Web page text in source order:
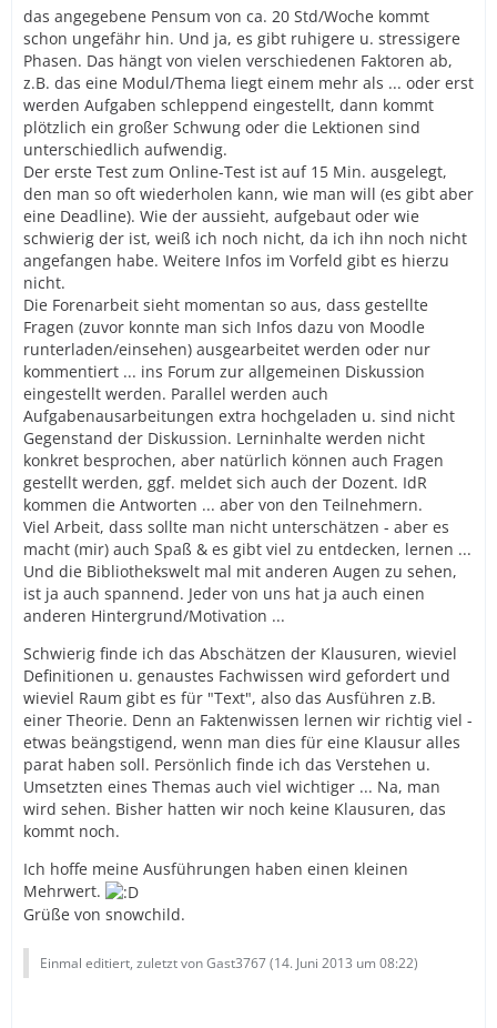
das angegebene Pensum von ca. 20 Std/Woche kommt
schon ungefähr hin. Und ja, es gibt ruhigere u. stressigere
Phasen. Das hängt von vielen verschiedenen Faktoren ab,
z.B. das eine Modul/Thema liegt einem mehr als ... oder erst
werden Aufgaben schleppend eingestellt, dann kommt
plötzlich ein großer Schwung oder die Lektionen sind
unterschiedlich aufwendig.
Der erste Test zum Online-Test ist auf 15 Min. ausgelegt,
den man so oft wiederholen kann, wie man will (es gibt aber
eine Deadline). Wie der aussieht, aufgebaut oder wie
schwierig der ist, weiß ich noch nicht, da ich ihn noch nicht
angefangen habe. Weitere Infos im Vorfeld gibt es hierzu
nicht.
Die Forenarbeit sieht momentan so aus, dass gestellte
Fragen (zuvor konnte man sich Infos dazu von Moodle
runterladen/einsehen) ausgearbeitet werden oder nur
kommentiert ... ins Forum zur allgemeinen Diskussion
eingestellt werden. Parallel werden auch
Aufgabenausarbeitungen extra hochgeladen u. sind nicht
Gegenstand der Diskussion. Lerninhalte werden nicht
konkret besprochen, aber natürlich können auch Fragen
gestellt werden, ggf. meldet sich auch der Dozent. IdR
kommen die Antworten ... aber von den Teilnehmern.
Viel Arbeit, dass sollte man nicht unterschätzen - aber es
macht (mir) auch Spaß & es gibt viel zu entdecken, lernen ...
Und die Bibliothekswelt mal mit anderen Augen zu sehen,
ist ja auch spannend. Jeder von uns hat ja auch einen
anderen Hintergrund/Motivation ...
Schwierig finde ich das Abschätzen der Klausuren, wieviel
Definitionen u. genaustes Fachwissen wird gefordert und
wieviel Raum gibt es für "Text", also das Ausführen z.B.
einer Theorie. Denn an Faktenwissen lernen wir richtig viel -
etwas beängstigend, wenn man dies für eine Klausur alles
parat haben soll. Persönlich finde ich das Verstehen u.
Umsetzten eines Themas auch viel wichtiger ... Na, man
wird sehen. Bisher hatten wir noch keine Klausuren, das
kommt noch.
Ich hoffe meine Ausführungen haben einen kleinen
Mehrwert.
Grüße von snowchild.
Einmal editiert, zuletzt von Gast3767 (14. Juni 2013 um 08:22)